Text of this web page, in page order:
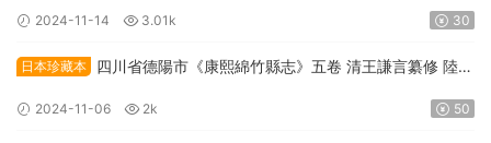
2024-11-14 3.01k 30
日本珍藏本
四川省德陽市《康熙綿竹縣志》五卷 清王謙言纂修 陸箕
2024-11-06 2k 50